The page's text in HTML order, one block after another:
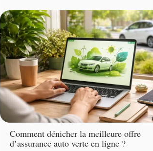
Comment dénicher la meilleure offre
d’assurance auto verte en ligne ?